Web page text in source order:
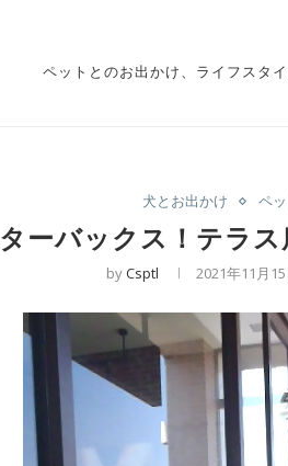
ペットとのお出かけ、ライフスタ
犬とお出かけ ペ
ーバックス！テラ
byCsptl 2021年11月15